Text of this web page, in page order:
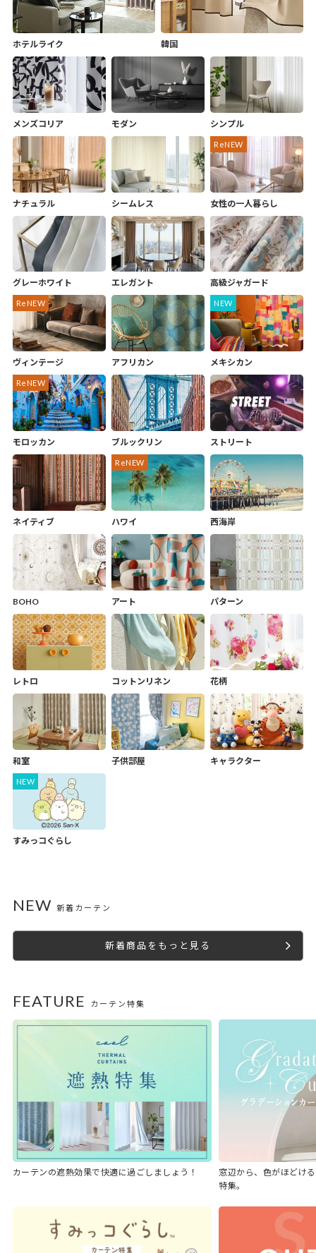
ホテルライク 韓国
メンズコリア モダン シンプル
ナチュラル シームレス 女性の一人暮らし
グレーホワイト エレガント 高級ジャガード
ヴィンテージ アフリカン メキシカン
モロッカン ブルックリン ストリート
ネイティブ ハワイ 西海岸
BOHO アート パターン
レトロ コットンリネン 花柄
和室 子供部屋 キャラクター
すみっコぐらし
新着カーテン
NEW
新着商品をもっと見る
カーテン特集
FEATURE
カーテンの遮熱効果で快適に過ごしましょう！
窓辺から、色がほどけ
特集。